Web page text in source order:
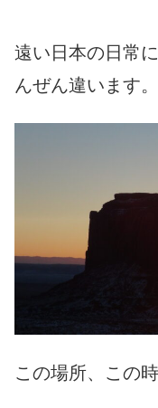
遠い日本の日常
んぜん違います。
この場所、この